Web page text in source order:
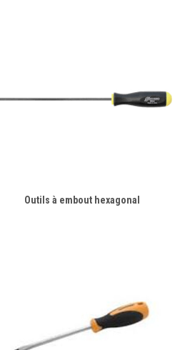
Outils à embout hexagonal